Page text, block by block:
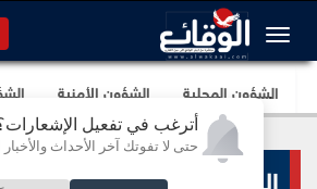
أترغب في تفعيل
حتى لا تفوتك آخر الأحداث والأخبار
الشؤون المحلية الشؤون الأمنية
الشؤون البرلمانية